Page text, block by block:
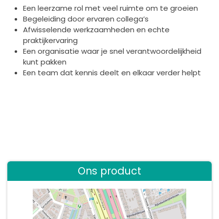
Een leerzame rol met veel ruimte om te groeien
Begeleiding door ervaren collega’s
Afwisselende werkzaamheden en echte
praktijkervaring
Een organisatie waar je snel verantwoordelijkheid
kunt pakken
Een team dat kennis deelt en elkaar verder helpt
Ons product